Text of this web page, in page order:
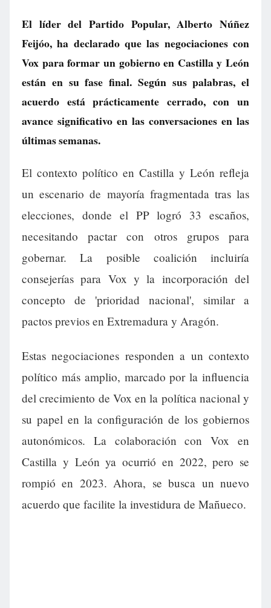
El líder del Partido Popular, Alberto Núñez
Feijóo, ha declarado que las negociaciones con
Vox para formar un gobierno en Castilla y León
están en su fase final. Según sus palabras, el
acuerdo está prácticamente cerrado, con un
avance significativo en las conversaciones en las
últimas semanas.
El contexto político en Castilla y León refleja
un escenario de mayoría fragmentada tras las
elecciones, donde el PP logró 33 escaños,
necesitando pactar con otros grupos para
gobernar. La posible coalición incluiría
consejerías para Vox y la incorporación del
concepto de 'prioridad nacional', similar a
pactos previos en Extremadura y Aragón.
Estas negociaciones responden a un contexto
político más amplio, marcado por la influencia
del crecimiento de Vox en la política nacional y
su papel en la configuración de los gobiernos
autonómicos. La colaboración con Vox en
Castilla y León ya ocurrió en 2022, pero se
rompió en 2023. Ahora, se busca un nuevo
acuerdo que facilite la investidura de Mañueco.